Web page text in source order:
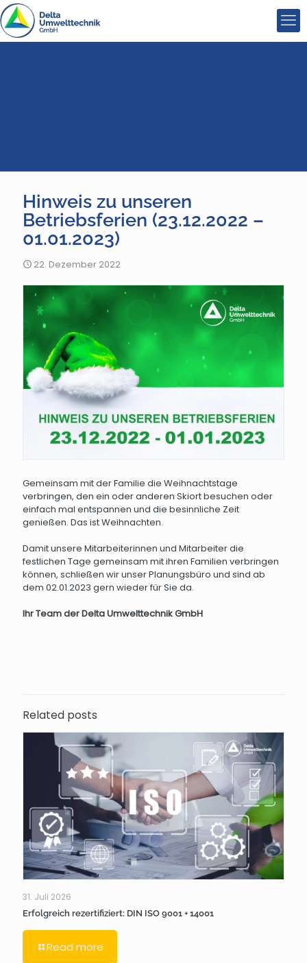
Hinweis zu unseren
Betriebsferien (23.12.2022 –
01.01.2023)
22. Dezember 2022
Gemeinsam mit der Familie die Weihnachtstage
verbringen, den ein oder anderen Skiort besuchen oder
einfach mal entspannen und die besinnliche Zeit
genießen. Das ist Weihnachten.
Damit unsere Mitarbeiterinnen und Mitarbeiter die
festlichen Tage gemeinsam mit ihren Familien verbringen
können, schließen wir unser Planungsbüro und sind ab
dem 02.01.2023 gern wieder für Sie da.
Ihr Team der Delta Umwelttechnik GmbH
Related posts
31. Juli 2026
Erfolgreich rezertifiziert: DIN ISO 9001 + 14001
Read more